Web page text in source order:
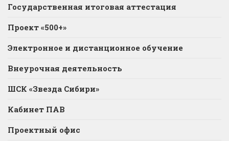
Государственная итоговая аттестация
Проект «500+»
Электронное и дистанционное обучение
Внеурочная деятельность
ШСК «Звезда Сибири»
Кабинет ПАВ
Проектный офис